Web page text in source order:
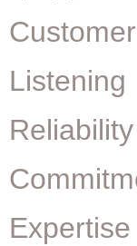
Listening
Reliability
Expertise